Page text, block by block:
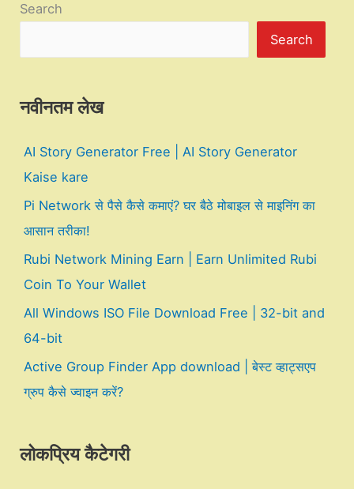
Search
Search
नवीनतम लेख
AI Story Generator Free | AI Story Generator
Kaise kare
Pi Network से पैसे कैसे कमाएं? घर बैठे मोबाइल से माइनिंग का
आसान तरीका!
Rubi Network Mining Earn | Earn Unlimited Rubi
Coin To Your Wallet
All Windows ISO File Download Free | 32-bit and
64-bit
Active Group Finder App download | बेस्ट व्हाट्सएप
ग्रुप कैसे ज्वाइन करें?
लोकप्रिय कैटेगरी